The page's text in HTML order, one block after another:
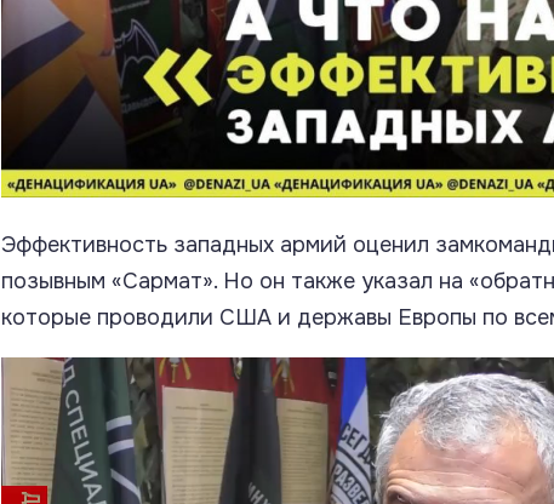
Эффективность западных армий оценил
позывным «Сармат». Но он также указал на
которые проводили США и державы Европы по
Видеоплеер